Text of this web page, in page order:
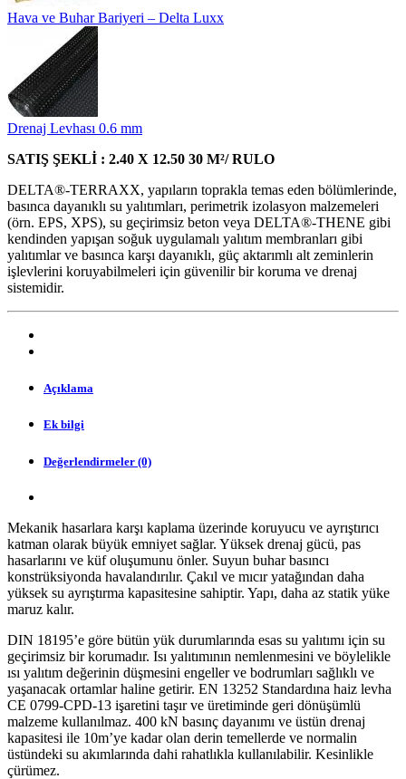
Hava ve Buhar Bariyeri – Delta Luxx
Drenaj Levhası 0.6 mm
SATIŞ ŞEKLİ : 2.40 X 12.50 30 M²/ RULO
DELTA®-TERRAXX, yapıların toprakla temas eden bölümlerinde,
basınca dayanıklı su yalıtımları, perimetrik izolasyon malzemeleri
(örn. EPS, XPS), su geçirimsiz beton veya DELTA®-THENE gibi
kendinden yapışan soğuk uygulamalı yalıtım membranları gibi
yalıtımlar ve basınca karşı dayanıklı, güç aktarımlı alt zeminlerin
işlevlerini koruyabilmeleri için güvenilir bir koruma ve drenaj
sistemidir.
Açıklama
Ek bilgi
Değerlendirmeler (0)
Mekanik hasarlara karşı kaplama üzerinde koruyucu ve ayrıştırıcı
katman olarak büyük emniyet sağlar. Yüksek drenaj gücü, pas
hasarlarını ve küf oluşumunu önler. Suyun buhar basıncı
konstrüksiyonda havalandırılır. Çakıl ve mıcır yatağından daha
yüksek su ayrıştırma kapasitesine sahiptir. Yapı, daha az statik yüke
maruz kalır.
DIN 18195’e göre bütün yük durumlarında esas su yalıtımı için su
geçirimsiz bir korumadır. Isı yalıtımının nemlenmesini ve böylelikle
ısı yalıtım değerinin düşmesini engeller ve bodrumları sağlıklı ve
yaşanacak ortamlar haline getirir. EN 13252 Standardına haiz levha
CE 0799-CPD-13 işaretini taşır ve üretiminde geri dönüşümlü
malzeme kullanılmaz. 400 kN basınç dayanımı ve üstün drenaj
kapasitesi ile 10m’ye kadar olan derin temellerde ve normalin
üstündeki su akımlarında dahi rahatlıkla kullanılabilir. Kesinlikle
çürümez.